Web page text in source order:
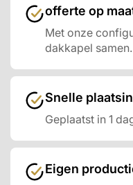
offerte op
Met onze
dakkapel samen.
Snelle
Geplaatst in 1
Eigen